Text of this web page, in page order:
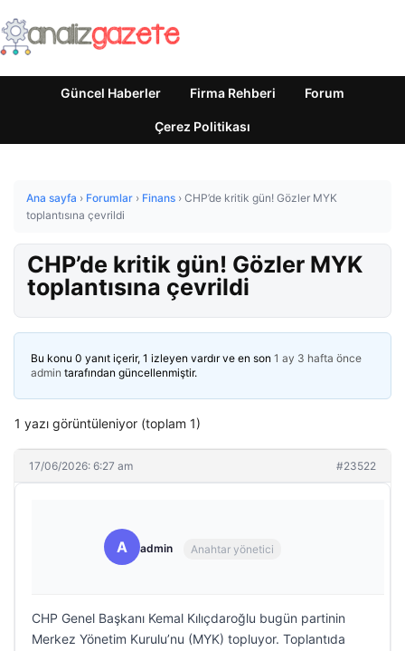
Güncel Haberler Firma Rehberi Forum
Çerez Politikası
Ana sayfa › Forumlar › Finans › CHP’de kritik gün! Gözler MYK
toplantısına çevrildi
CHP’de kritik gün! Gözler MYK
toplantısına çevrildi
Bu konu 0 yanıt içerir, 1 izleyen vardır ve en son 1 ay 3 hafta önce
admin tarafından güncellenmiştir.
1 yazı görüntüleniyor (toplam 1)
17/06/2026: 6:27 am #23522
A admin Anahtar yönetici
CHP Genel Başkanı Kemal Kılıçdaroğlu bugün partinin
Merkez Yönetim Kurulu’nu (MYK) topluyor. Toplantıda